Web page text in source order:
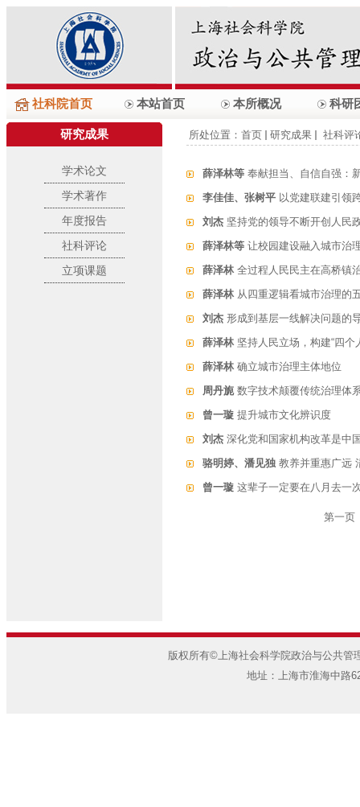
社科院首页 本站首页 本所概况 科研
研究成果
学术论文
学术著作
年度报告
社科评论
立项课题
所处位置： 首页 研究成果 社科评
薛泽林等 奉献担当、自信自强：
李佳佳、张树平 以党建联建引领
刘杰 坚持党的领导不断开创人民
薛泽林等 让校园建设融入城市治
薛泽林 全过程人民民主在高桥镇
薛泽林 从四重逻辑看城市治理的
刘杰 形成到基层一线解决问题的
薛泽林 坚持人民立场，构建“四个
薛泽林 确立城市治理主体地位
周丹旎 数字技术颠覆传统治理体
曾一璇 提升城市文化辨识度
刘杰 深化党和国家机构改革是中
骆明婷、潘见独 教养并重惠广远
曾一璇 这辈子一定要在八月去
第一页
版权所有©上海社会科学院政治与公共管
地址：上海市淮海中路